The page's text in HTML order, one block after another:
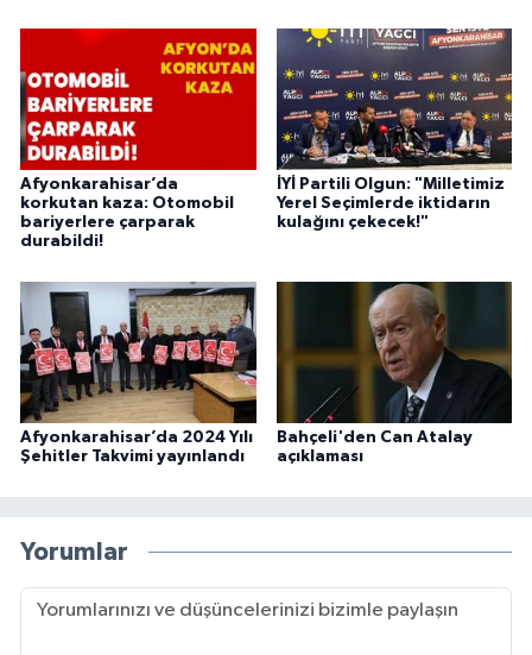
Afyonkarahisar’da
korkutan kaza: Otomobil
bariyerlere çarparak
durabildi!
İYİ Partili Olgun: "Milletimiz
Yerel Seçimlerde iktidarın
kulağını çekecek!"
Afyonkarahisar’da 2024 Yılı
Şehitler Takvimi yayınlandı
Bahçeli'den Can Atalay
açıklaması
Yorumlar